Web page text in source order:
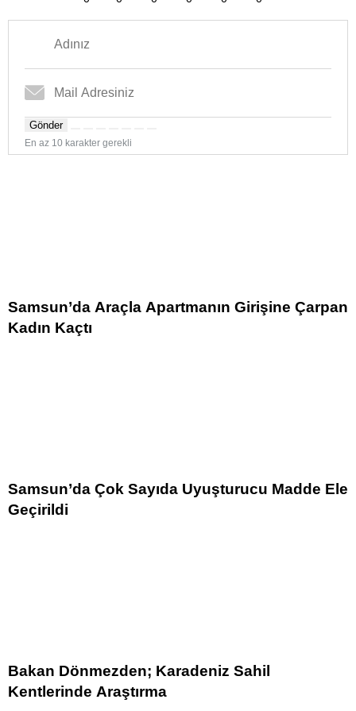
Gönder
En az 10 karakter gerekli
Samsun’da Araçla Apartmanın Girişine Çarpan
Kadın Kaçtı
Samsun’da Çok Sayıda Uyuşturucu Madde Ele
Geçirildi
Bakan Dönmezden; Karadeniz Sahil
Kentlerinde Araştırma